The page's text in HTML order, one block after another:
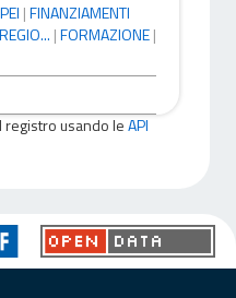
|FINANZIAMENTI
|FORMAZIONE|
usando leAPI